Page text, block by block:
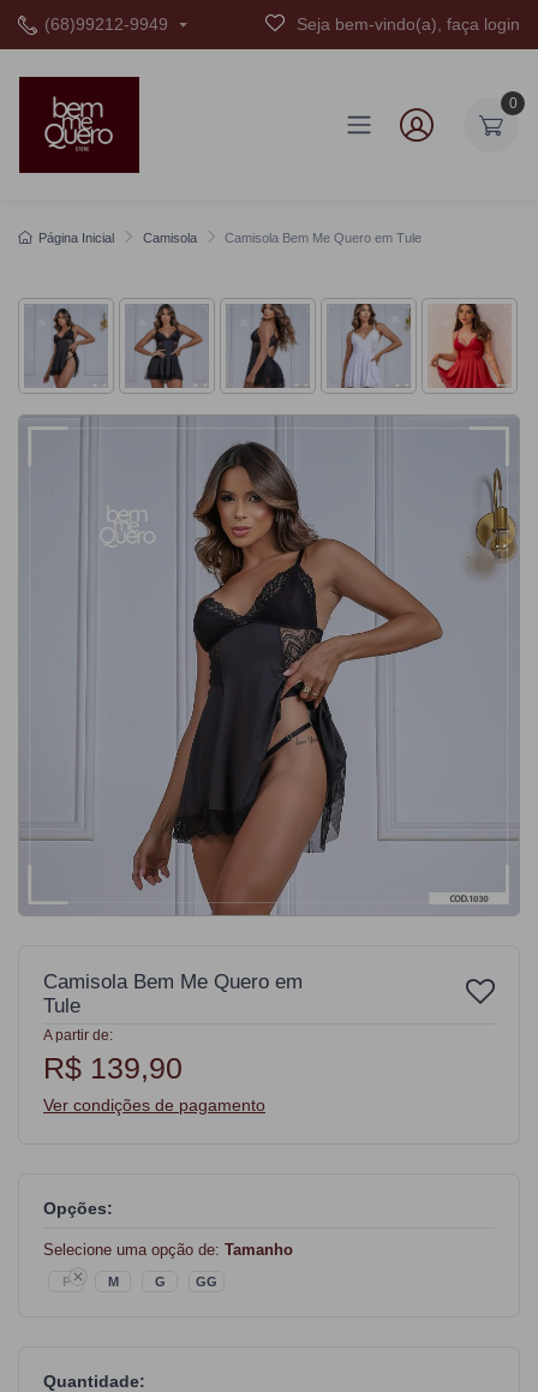
(68)99212-9949 Seja bem-vindo(a), faça login
0
Página Inicial Camisola Camisola Bem Me Quero em Tule
Camisola Bem Me Quero em
Tule
A partir de:
R$ 139,90
Ver condições de pagamento
Opções:
Selecione uma opção de: Tamanho
P M G GG
Quantidade: